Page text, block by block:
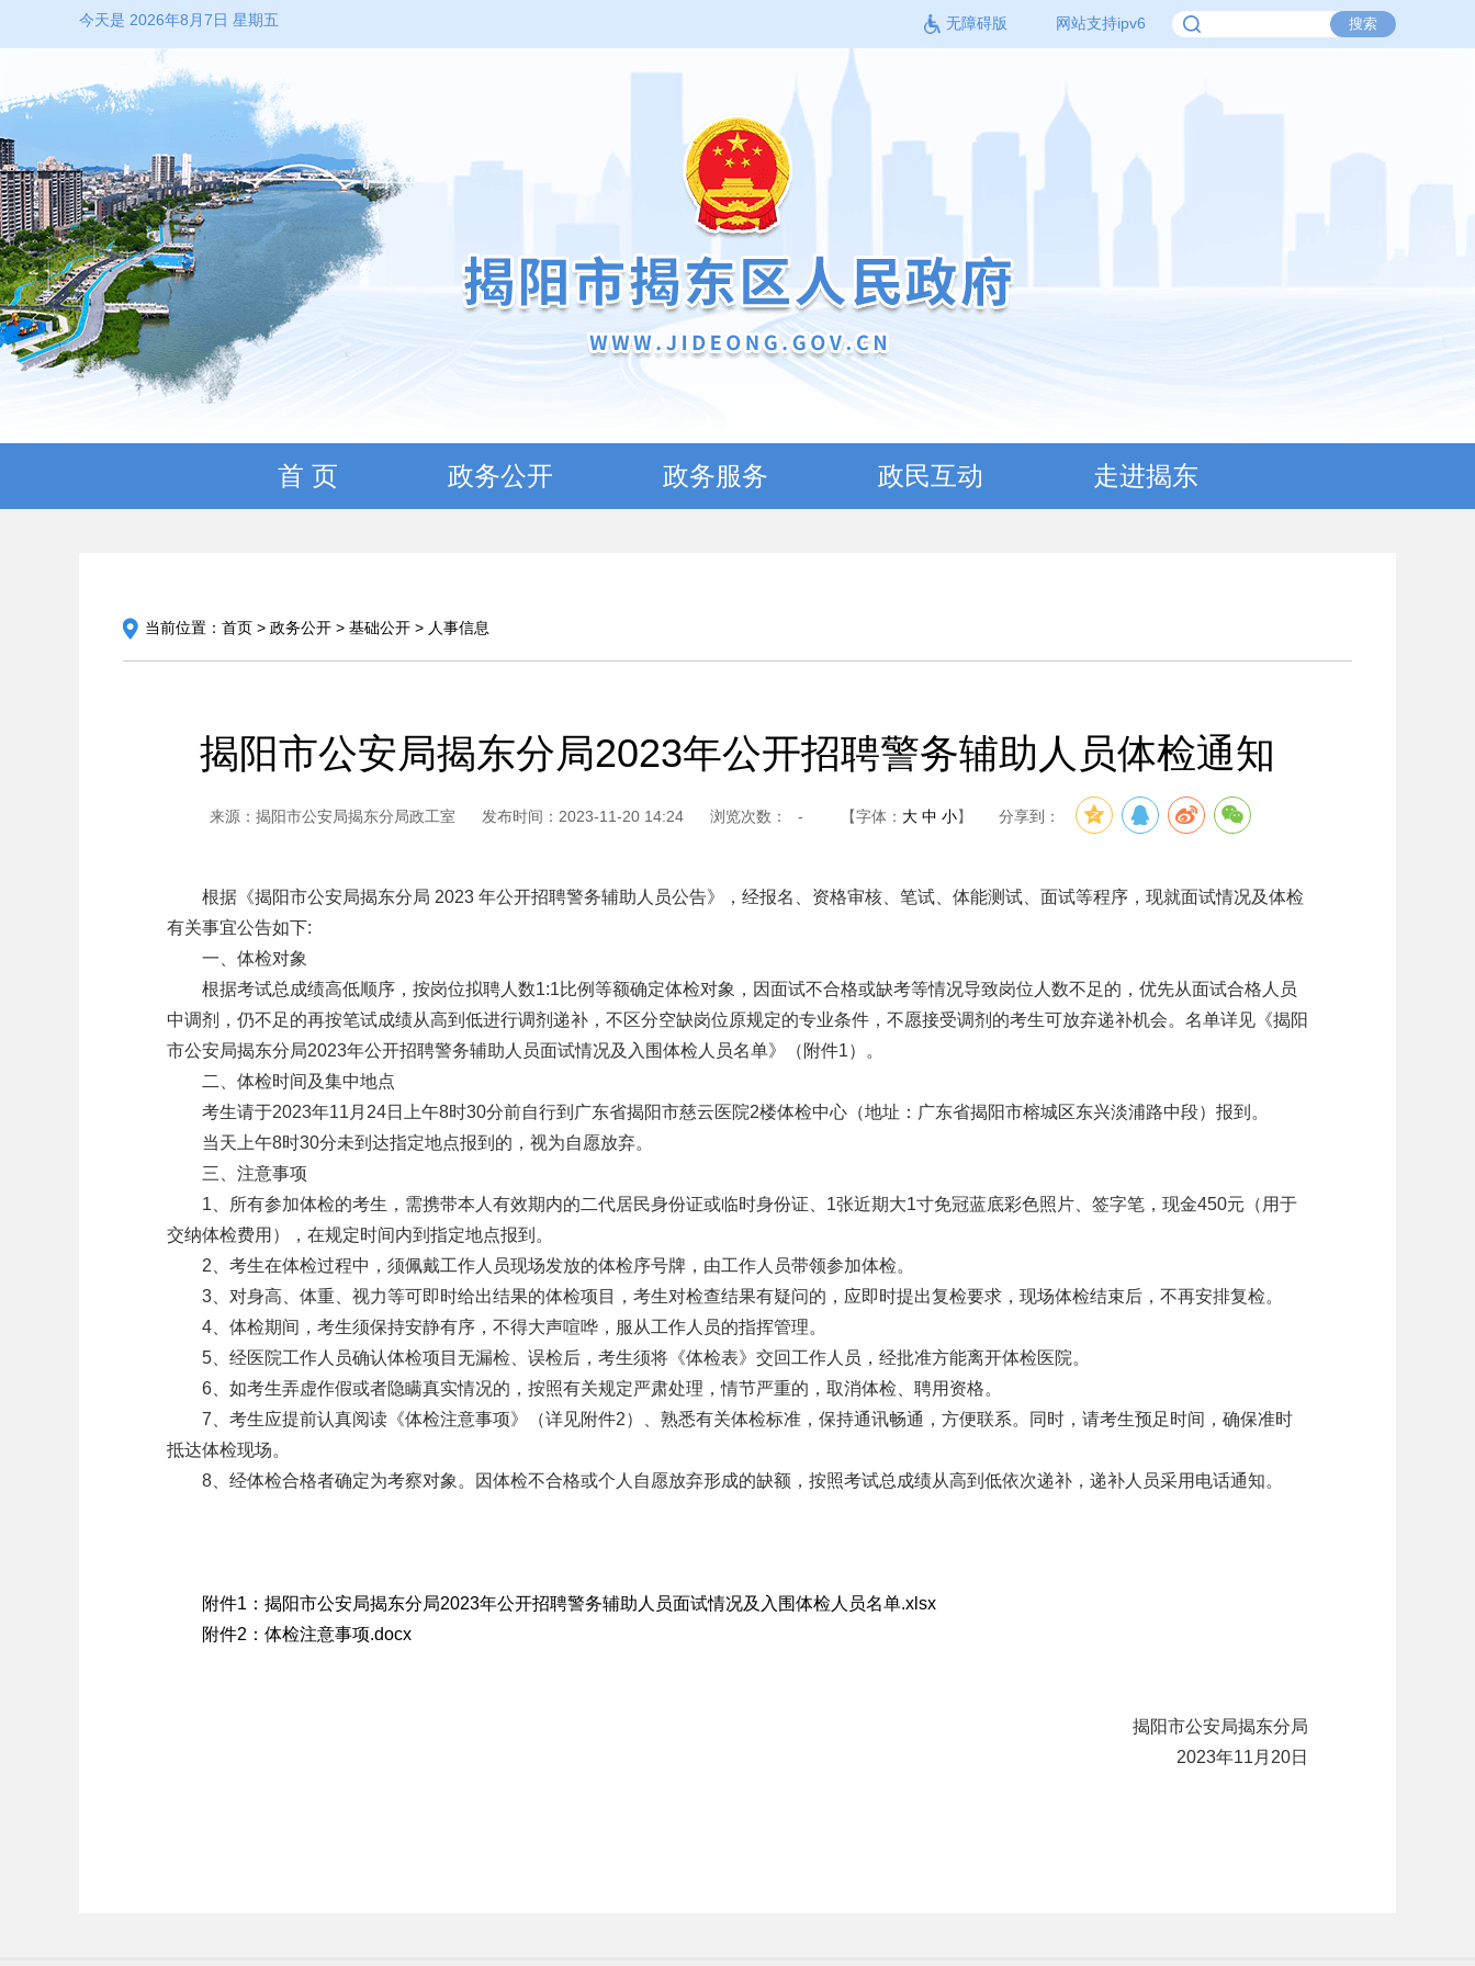
今天是 2026年8月7日 星期五 无障碍版 网站支持ipv6
首 页 政务公开 政务服务 政民互动 走进揭东
当前位置： 首页 > 政务公开 > 基础公开 > 人事信息
揭阳市公安局揭东分局2023年公开招聘警务辅助人员体检通知
来源：揭阳市公安局揭东分局政工室 发布时间：2023-11-20 14:24 浏览次数： - 【字体： 大 中 小】 分享到：
根据《揭阳市公安局揭东分局 2023 年公开招聘警务辅助人员公告》，经报名、资格审核、笔试、体能测试、面试等程序，现就面试情况及体检
有关事宜公告如下:
一、体检对象
根据考试总成绩高低顺序，按岗位拟聘人数1:1比例等额确定体检对象，因面试不合格或缺考等情况导致岗位人数不足的，优先从面试合格人员
中调剂，仍不足的再按笔试成绩从高到低进行调剂递补，不区分空缺岗位原规定的专业条件，不愿接受调剂的考生可放弃递补机会。名单详见《揭阳
市公安局揭东分局2023年公开招聘警务辅助人员面试情况及入围体检人员名单》（附件1）。
二、体检时间及集中地点
考生请于2023年11月24日上午8时30分前自行到广东省揭阳市慈云医院2楼体检中心（地址：广东省揭阳市榕城区东兴淡浦路中段）报到。
当天上午8时30分未到达指定地点报到的，视为自愿放弃。
三、注意事项
1、所有参加体检的考生，需携带本人有效期内的二代居民身份证或临时身份证、1张近期大1寸免冠蓝底彩色照片、签字笔，现金450元（用于
交纳体检费用），在规定时间内到指定地点报到。
2、考生在体检过程中，须佩戴工作人员现场发放的体检序号牌，由工作人员带领参加体检。
3、对身高、体重、视力等可即时给出结果的体检项目，考生对检查结果有疑问的，应即时提出复检要求，现场体检结束后，不再安排复检。
4、体检期间，考生须保持安静有序，不得大声喧哗，服从工作人员的指挥管理。
5、经医院工作人员确认体检项目无漏检、误检后，考生须将《体检表》交回工作人员，经批准方能离开体检医院。
6、如考生弄虚作假或者隐瞒真实情况的，按照有关规定严肃处理，情节严重的，取消体检、聘用资格。
7、考生应提前认真阅读《体检注意事项》（详见附件2）、熟悉有关体检标准，保持通讯畅通，方便联系。同时，请考生预足时间，确保准时
抵达体检现场。
8、经体检合格者确定为考察对象。因体检不合格或个人自愿放弃形成的缺额，按照考试总成绩从高到低依次递补，递补人员采用电话通知。
附件1：揭阳市公安局揭东分局2023年公开招聘警务辅助人员面试情况及入围体检人员名单.xlsx
附件2：体检注意事项.docx
揭阳市公安局揭东分局
2023年11月20日